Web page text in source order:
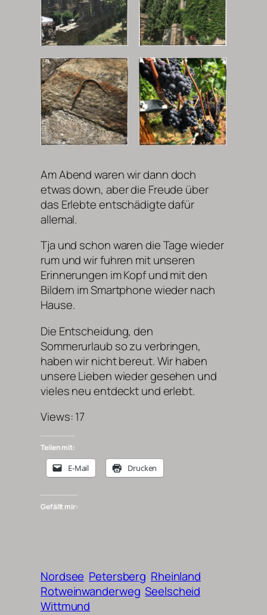
Am Abend waren wir dann doch
etwas down, aber die Freude über
das Erlebte entschädigte dafür
allemal.
Tja und schon waren die Tage wieder
rum und wir fuhren mit unseren
Erinnerungen im Kopf und mit den
Bildern im Smartphone wieder nach
Hause.
Die Entscheidung, den
Sommerurlaub so zu verbringen,
haben wir nicht bereut. Wir haben
unsere Lieben wieder gesehen und
vieles neu entdeckt und erlebt.
Views: 17
Teilen mit:
E-Mail Drucken
Gefällt mir:
Nordsee Petersberg Rheinland
Rotweinwanderweg Seelscheid
Wittmund